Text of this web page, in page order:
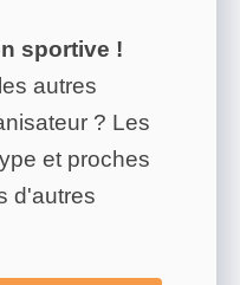
sportive !
autres
? Les
et proches
d'autres